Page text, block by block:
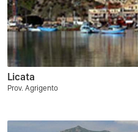
Licata
Prov. Agrigento